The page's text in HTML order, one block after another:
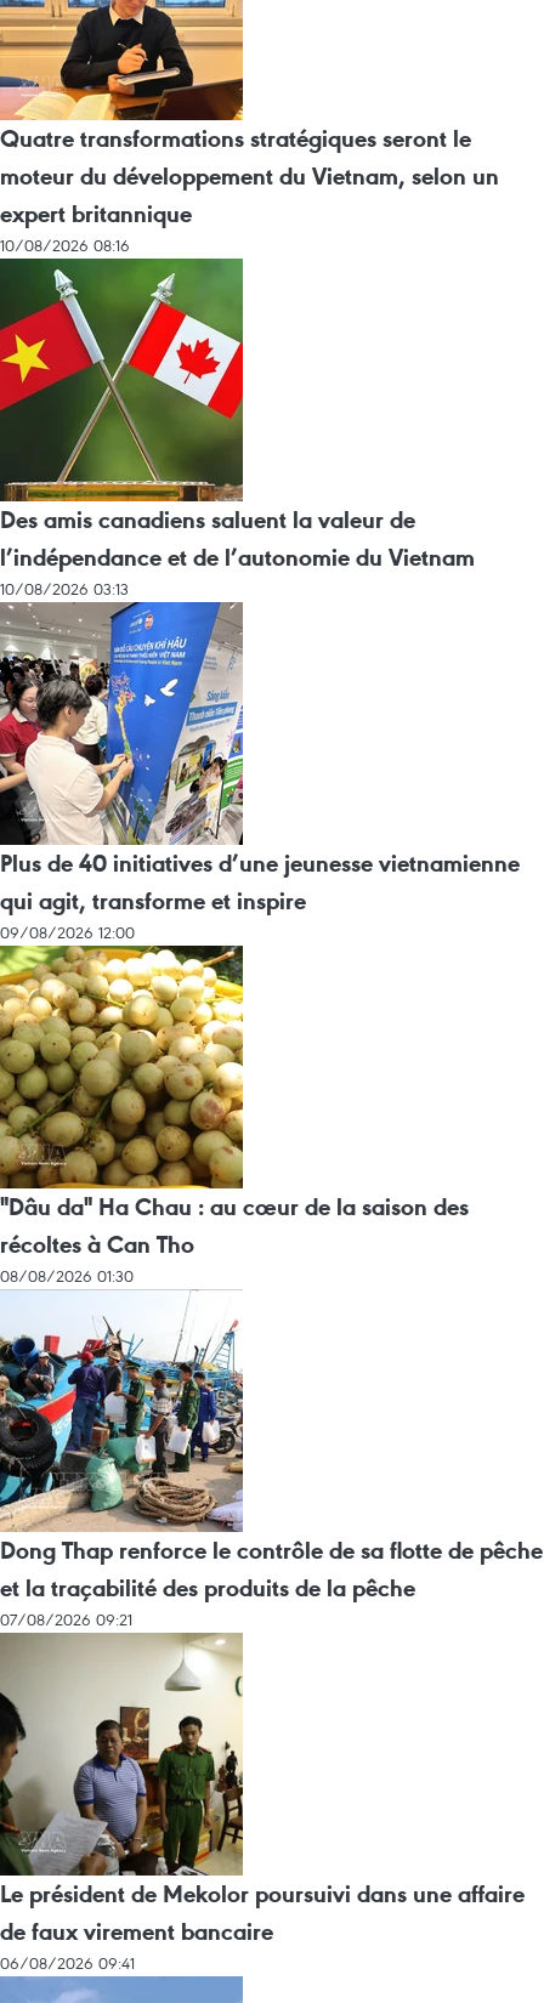
Quatre transformations stratégiques seront le
moteur du développement du Vietnam, selon un
expert britannique
10/08/2026 08:16
Des amis canadiens saluent la valeur de
l’indépendance et de l’autonomie du Vietnam
10/08/2026 03:13
Plus de 40 initiatives d’une jeunesse vietnamienne
qui agit, transforme et inspire
09/08/2026 12:00
"Dâu da" Ha Chau : au cœur de la saison des
récoltes à Can Tho
08/08/2026 01:30
Dong Thap renforce le contrôle de sa flotte de pêche
et la traçabilité des produits de la pêche
07/08/2026 09:21
Le président de Mekolor poursuivi dans une affaire
de faux virement bancaire
06/08/2026 09:41